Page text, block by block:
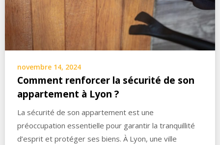
novembre 14, 2024
Comment renforcer la sécurité de son
appartement à Lyon ?
La sécurité de son appartement est une
préoccupation essentielle pour garantir la tranquillité
d’esprit et protéger ses biens. À Lyon, une ville